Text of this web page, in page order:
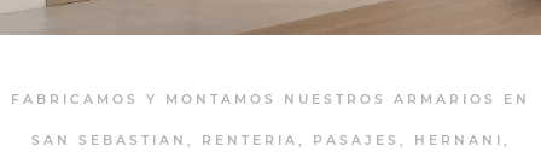
FABRICAMOS Y MONTAMOS NUESTROS ARMARIOS EN
SAN SEBASTIAN, RENTERIA, PASAJES, HERNANI,